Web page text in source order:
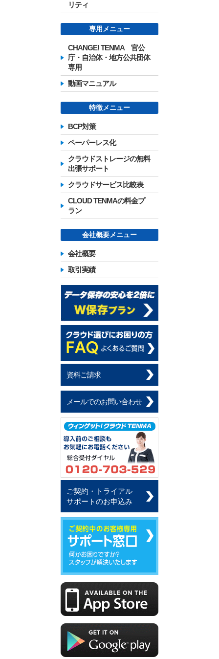
リティ
専用メニュー
CHANGE! TENMA 官公
庁・自治体・地方公共団体
専用
動画マニュアル
特徴メニュー
BCP対策
ペーパーレス化
クラウドストレージの無料
出張サポート
クラウドサービス比較表
CLOUD TENMAの料金プ
ラン
会社概要メニュー
会社概要
取引実績
資料ご請求
メールでのお問い合わせ
ご契約・トライアル
サポートのお申込み